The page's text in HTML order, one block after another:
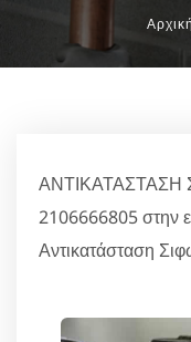
Αρχική
ΑΝΤΙΚΑΤΑΣΤΑΣΗ
2106666805 στην
Αντικατάσταση